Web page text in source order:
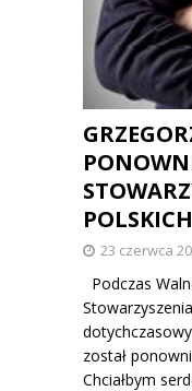
POLSKICH
23 czerwca
Podczas
został
Chciałbym